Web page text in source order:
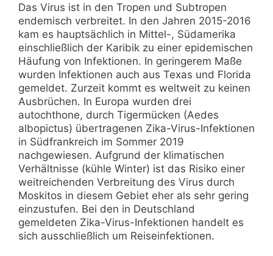
Das Virus ist in den Tropen und Subtropen
endemisch verbreitet. In den Jahren 2015-2016
kam es hauptsächlich in Mittel-, Südamerika
einschließlich der Karibik zu einer epidemischen
Häufung von Infektionen. In geringerem Maße
wurden Infektionen auch aus Texas und Florida
gemeldet. Zurzeit kommt es weltweit zu keinen
Ausbrüchen. In Europa wurden drei
autochthone, durch Tigermücken (Aedes
albopictus) übertragenen Zika-Virus-Infektionen
in Südfrankreich im Sommer 2019
nachgewiesen. Aufgrund der klimatischen
Verhältnisse (kühle Winter) ist das Risiko einer
weitreichenden Verbreitung des Virus durch
Moskitos in diesem Gebiet eher als sehr gering
einzustufen. Bei den in Deutschland
gemeldeten Zika-Virus-Infektionen handelt es
sich ausschließlich um Reiseinfektionen.